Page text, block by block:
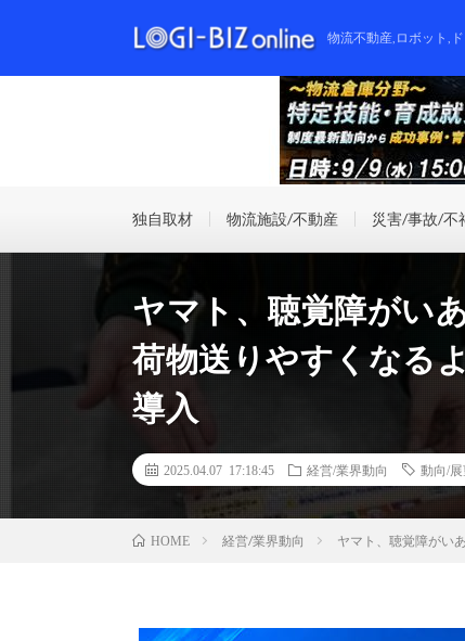
物流不動産,ロボット,
独自取材 物流施設/不動産 災害/事故/不
ヤマト、聴覚障がい
荷物送りやすくなる
導入
2025.04.07 17:18:45 経営/業界動向 動向/展
HOME 経営/業界動向 ヤマト、聴覚障がい